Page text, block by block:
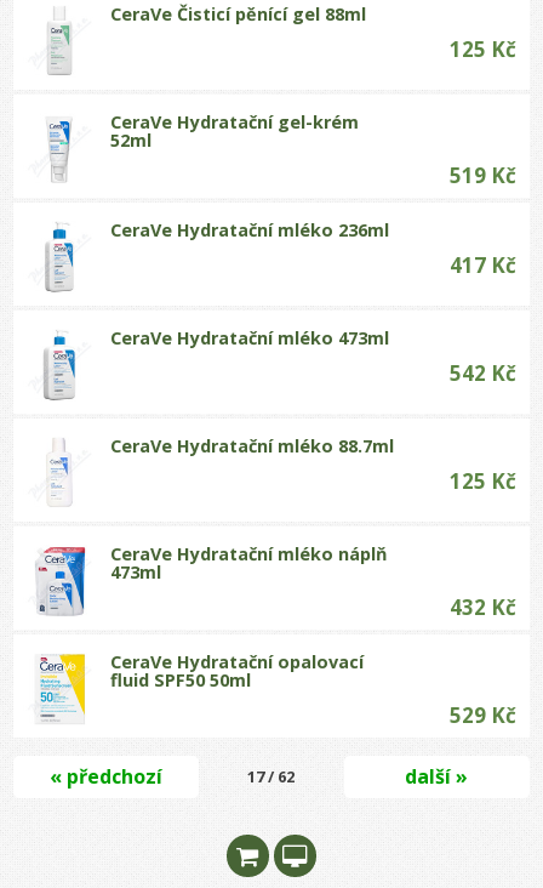
CeraVe Čisticí pěnící gel 88ml
125 Kč
CeraVe Hydratační gel-krém
52ml
519 Kč
CeraVe Hydratační mléko 236ml
417 Kč
CeraVe Hydratační mléko 473ml
542 Kč
CeraVe Hydratační mléko 88.7ml
125 Kč
CeraVe Hydratační mléko náplň
473ml
432 Kč
CeraVe Hydratační opalovací
fluid SPF50 50ml
529 Kč
« předchozí 17 / 62 další »